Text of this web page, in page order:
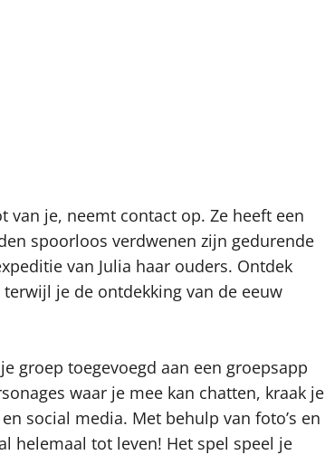
van je, neemt contact op. Ze heeft een
spoorloos verdwenen zijn gedurende
van Julia haar ouders. Ontdek
je de ontdekking van de eeuw
groep toegevoegd aan een groepsapp
waar je mee kan chatten, kraak je
social media. Met behulp van foto’s en
helemaal tot leven! Het spel speel je